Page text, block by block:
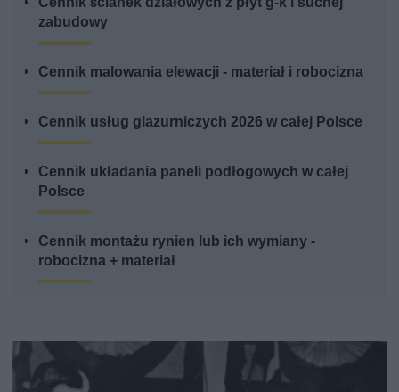
zabudowy
Cennik malowania elewacji - materiał i robocizna
Cennik usług glazurniczych 2026 w całej Polsce
Cennik układania paneli podłogowych w całej
Polsce
Cennik montażu rynien lub ich wymiany -
robocizna + materiał